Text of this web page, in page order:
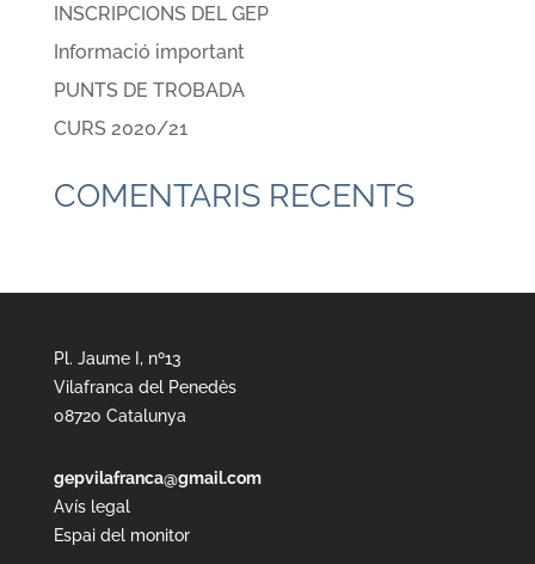
INSCRIPCIONS DEL GEP
Informació important
PUNTS DE TROBADA
CURS 2020/21
COMENTARIS RECENTS
Pl. Jaume I, nº13
Vilafranca del Penedès
08720 Catalunya
gepvilafranca@gmail.com
Avís legal
Espai del monitor